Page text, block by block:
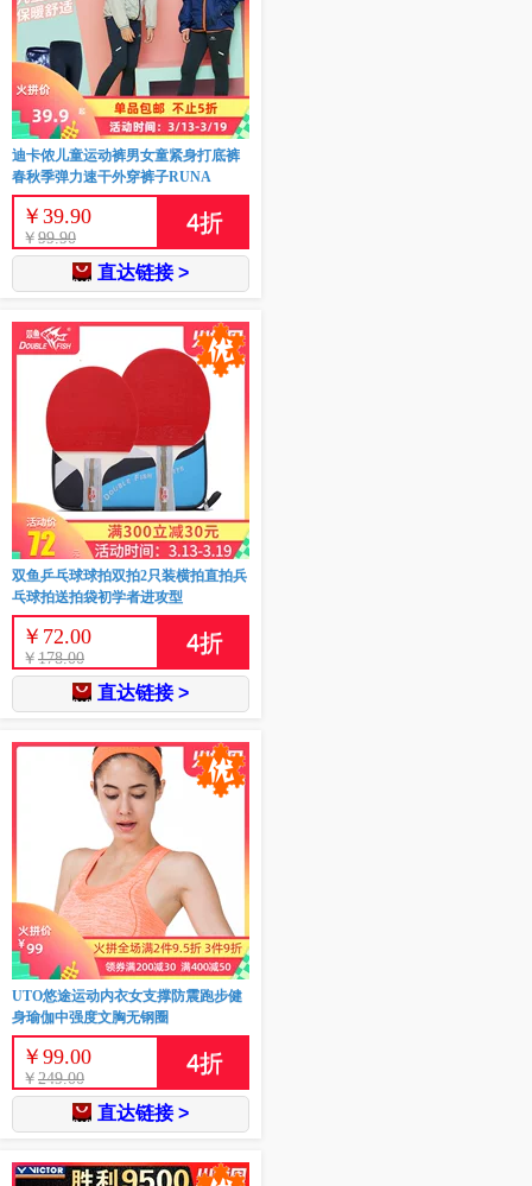
迪卡侬儿童运动裤男女童紧身打底裤
春秋季弹力速干外穿裤子RUNA
￥ 39.90
￥ 99.90
4折
直达链接 >
双鱼乒乓球球拍双拍2只装横拍直拍兵
乓球拍送拍袋初学者进攻型
￥ 72.00
￥ 178.00
4折
直达链接 >
UTO悠途运动内衣女支撑防震跑步健
身瑜伽中强度文胸无钢圈
￥ 99.00
￥ 249.00
4折
直达链接 >